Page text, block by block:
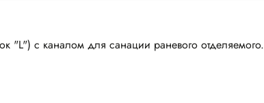
"L") с каналом для санации раневого отделяемого.